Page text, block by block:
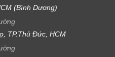
(Bình Dương)
TP.Thủ Đức, HCM